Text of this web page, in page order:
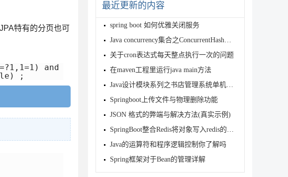
特有的分页也可
and if(?2 !='',info=?2,1=1)  ",nativeQuery =
最近更新的内容
spring boot 如何优雅关闭服务
Java concurrency集合之ConcurrentHashMap_动
关于cron表达式每天整点执行一次的问题
在maven工程里运行java main方法
Java设计模块系列之书店管理系统单机版(三)
Springboot上传文件与物理删除功能
JSON 格式的弊端与解决方法(真实示例)
SpringBoot整合Redis将对象写入redis的实现
Java的运算符和程序逻辑控制你了解吗
Spring框架对于Bean的管理详解